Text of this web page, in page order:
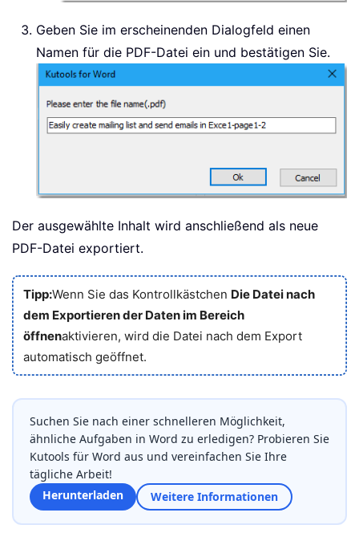
Geben Sie im erscheinenden Dialogfeld einen
Namen für die PDF-Datei ein und bestätigen Sie.
Der ausgewählte Inhalt wird anschließend als neue
PDF-Datei exportiert.
Tipp:Wenn Sie das Kontrollkästchen Die Datei nach
dem Exportieren der Daten im Bereich
öffnenaktivieren, wird die Datei nach dem Export
automatisch geöffnet.
Suchen Sie nach einer schnelleren Möglichkeit,
ähnliche Aufgaben in Word zu erledigen? Probieren Sie
Kutools für Word aus und vereinfachen Sie Ihre
tägliche Arbeit!
Herunterladen
Weitere Informationen